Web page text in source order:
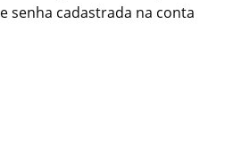
e senha cadastrada na conta